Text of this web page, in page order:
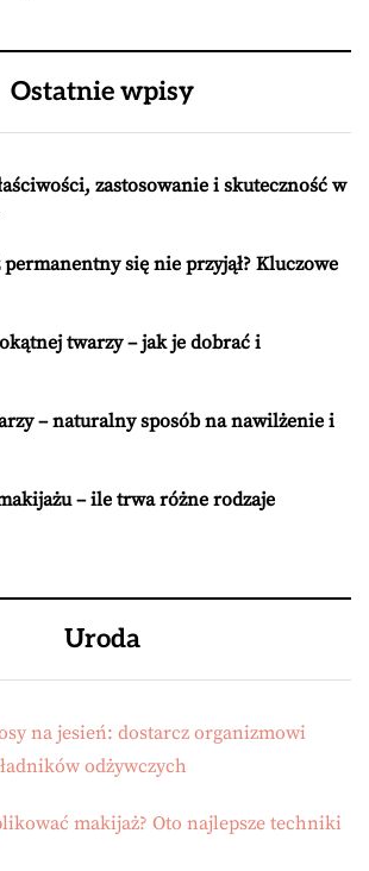
Ostatnie wpisy
zastosowanie i skuteczność w
się nie przyjął? Kluczowe
twarzy – jak je dobrać i
– naturalny sposób na nawilżenie i
– ile trwa różne rodzaje
Uroda
na jesień: dostarcz organizmowi
odżywczych
makijaż? Oto najlepsze techniki